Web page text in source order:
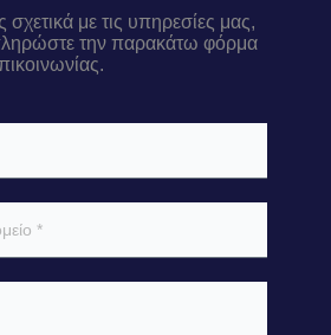
σχετικά με τις υπηρεσίες μας,
την παρακάτω φόρμα